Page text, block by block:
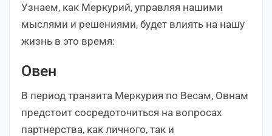
Узнаем, как Меркурий, управляя нашими
мыслями и решениями, будет влиять на нашу
жизнь в это время:
Овен
В период транзита Меркурия по Весам, Овнам
предстоит сосредоточиться на вопросах
партнерства, как личного, так и